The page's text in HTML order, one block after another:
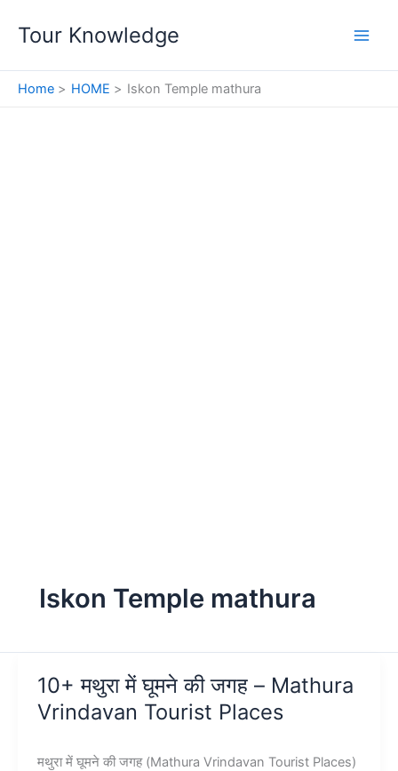
Tour Knowledge
Home HOME Iskon Temple mathura
Iskon Temple mathura
10+ मथुरा में घूमने की जगह – Mathura
Vrindavan Tourist Places
मथुरा में घूमने की जगह (Mathura Vrindavan Tourist Places)